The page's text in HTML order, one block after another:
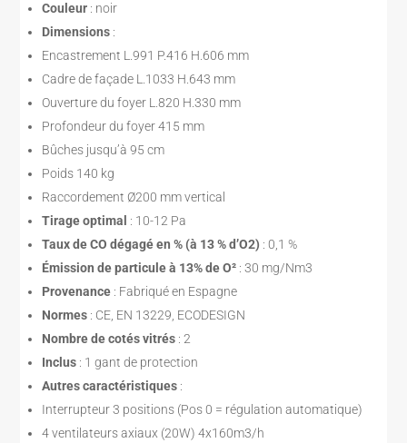
Couleur : noir
Dimensions :
Encastrement L.991 P.416 H.606 mm
Cadre de façade L.1033 H.643 mm
Ouverture du foyer L.820 H.330 mm
Profondeur du foyer 415 mm
Bûches jusqu’à 95 cm
Poids 140 kg
Raccordement Ø200 mm vertical
Tirage optimal : 10-12 Pa
Taux de CO dégagé en % (à 13 % d’O2) : 0,1 %
Émission de particule à 13% de O² : 30 mg/Nm3
Provenance : Fabriqué en Espagne
Normes : CE, EN 13229, ECODESIGN
Nombre de cotés vitrés : 2
Inclus : 1 gant de protection
Autres caractéristiques :
Interrupteur 3 positions (Pos 0 = régulation automatique)
4 ventilateurs axiaux (20W) 4x160m3/h